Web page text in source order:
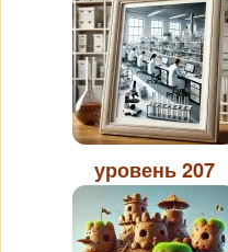
уровень 207